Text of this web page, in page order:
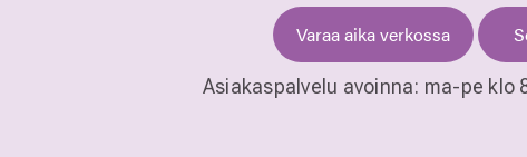
Varaa aika verkossa
Asiakaspalvelu avoinna: ma-pe klo